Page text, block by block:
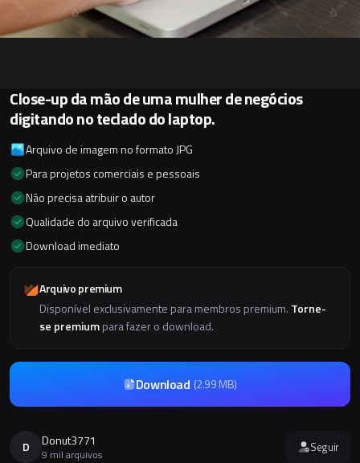
Close-up da mão de uma mulher de negócios
digitando no teclado do laptop.
Arquivo de imagem no formato JPG
Para projetos comerciais e pessoais
Não precisa atribuir o autor
Qualidade do arquivo verificada
Download imediato
Arquivo premium
Disponível exclusivamente para membros premium. Torne-
se premiumpara fazer o download.
Download (2.99 MB)
D Donut3771
9 mil arquivos Seguir